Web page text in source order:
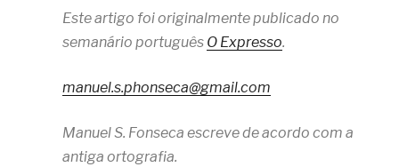
Este artigo foi originalmente publicado no
semanário português O Expresso.
manuel.s.phonseca@gmail.com
Manuel S. Fonseca escreve de acordo com a
antiga ortografia.